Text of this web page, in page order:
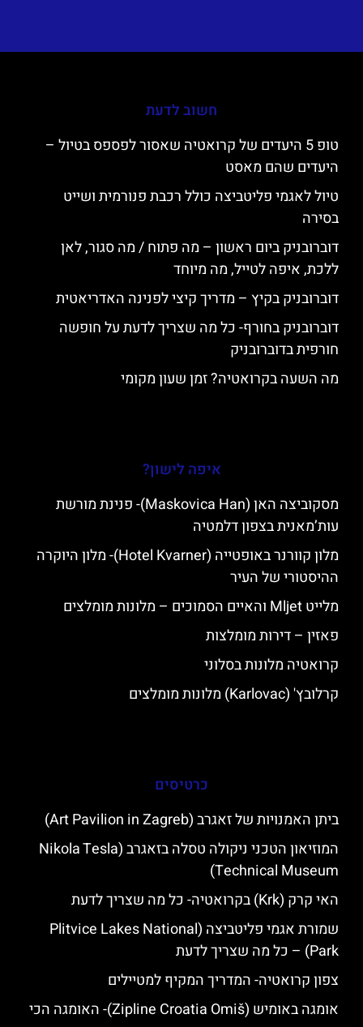
חשוב לדעת
טופ 5 היעדים של קרואטיה שאסור לפספס בטיול –
היעדים שהם מאסט
טיול לאגמי פליטביצה כולל רכבת פנורמית ושייט
בסירה
דוברובניק ביום ראשון – מה פתוח / מה סגור, לאן
ללכת, איפה לטייל, מה מיוחד
דוברובניק בקיץ – מדריך קיצי לפנינה האדריאטית
דוברובניק בחורף- כל מה שצריך לדעת על חופשה
חורפית בדוברובניק
מה השעה בקרואטיה? זמן שעון מקומי
איפה לישון?
מסקוביצה האן (Maskovica Han)- פנינת מורשת
עות’מאנית בצפון דלמטיה
מלון קוורנר באופטייה (Hotel Kvarner)- מלון היוקרה
ההיסטורי של העיר
מלייט Mljet והאיים הסמוכים – מלונות מומלצים
פאזין – דירות מומלצות
קרואטיה מלונות בסלוני
קרלובץ' (Karlovac) מלונות מומלצים
כרטיסים
ביתן האמנויות של זאגרב (Art Pavilion in Zagreb)
המוזיאון הטכני ניקולה טסלה בזאגרב (Nikola Tesla
Technical Museum)
האי קרק (Krk) בקרואטיה- כל מה שצריך לדעת
שמורת אגמי פליטביצה (Plitvice Lakes National
Park) – כל מה שצריך לדעת
צפון קרואטיה- המדריך המקיף למטיילים
אומגה באומיש (Zipline Croatia Omiš)- האומגה הכי